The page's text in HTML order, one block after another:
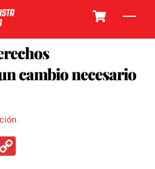
cambio necesario